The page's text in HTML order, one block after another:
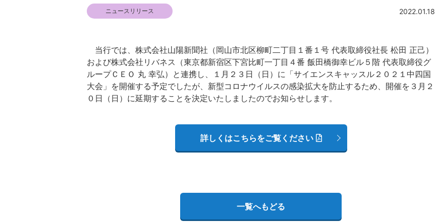
ニュースリリース 2022.01.18
当行では、株式会社山陽新聞社（岡山市北区柳町二丁目１番１号 代表取締役社長 松田 正己）
および株式会社リバネス（東京都新宿区下宮比町一丁目４番 飯田橋御幸ビル５階 代表取締役グ
ループＣＥＯ 丸 幸弘）と連携し、１月２３日（日）に「サイエンスキャッスル２０２１中四国
大会」を開催する予定でしたが、新型コロナウイルスの感染拡大を防止するため、開催を３月２
０日（日）に延期することを決定いたしましたのでお知らせします。
詳しくはこちらをご覧ください
一覧へもどる